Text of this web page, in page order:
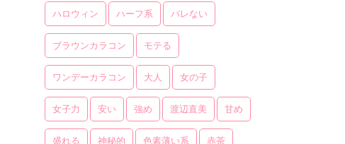
ハロウィン ハーフ系 バレない
ブラウンカラコン モテる
ワンデーカラコン 大人 女の子
女子力 安い 強め 渡辺直美 甘め
盛れる 神秘的 色素薄い系 赤茶